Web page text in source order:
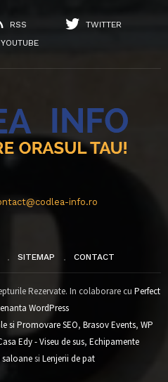
RSS
TWITTER
YOUTUBE
info.ro
SITEMAP CONTACT
Rezervate. In colaborare cu Perfect
WordPress
si Promovare SEO, Brasov Events, WP
Edy - Viseu de sus, Echipamente
si Lenjerii de pat